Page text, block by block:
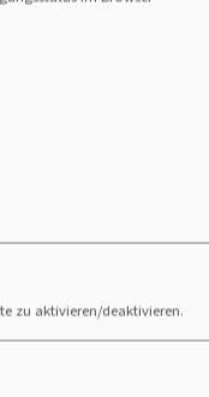
Samen sät.
zu aktivieren/deaktivieren.